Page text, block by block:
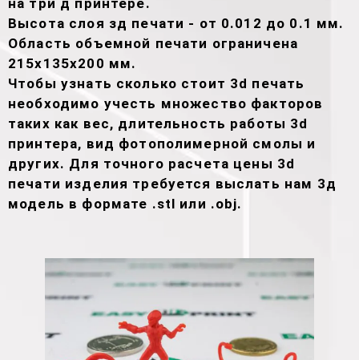
на три д принтере.
Высота слоя зд печати - от 0.012 до 0.1 мм.
Область объемной печати ограничена
215х135х200 мм.
Чтобы узнать сколько стоит 3d печать
необходимо учесть множество факторов
таких как вес, длительность работы 3d
принтера, вид фотополимерной смолы и
других. Для точного расчета цены 3d
печати изделия требуется выслать нам 3д
модель в формате .stl или .obj.